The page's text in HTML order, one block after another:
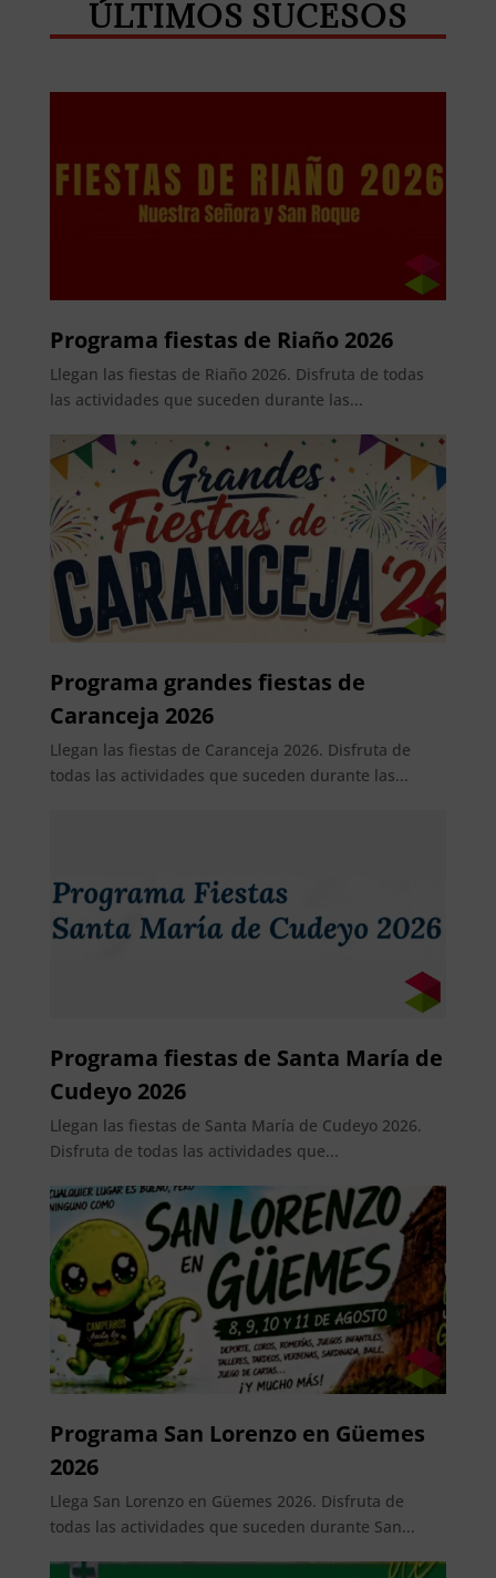
ÚLTIMOS SUCESOS
Programa fiestas de Riaño 2026
Llegan las fiestas de Riaño 2026. Disfruta de todas
las actividades que suceden durante las...
Programa grandes fiestas de
Caranceja 2026
Llegan las fiestas de Caranceja 2026. Disfruta de
todas las actividades que suceden durante las...
Programa fiestas de Santa María de
Cudeyo 2026
Llegan las fiestas de Santa María de Cudeyo 2026.
Disfruta de todas las actividades que...
Programa San Lorenzo en Güemes
2026
Llega San Lorenzo en Güemes 2026. Disfruta de
todas las actividades que suceden durante San...